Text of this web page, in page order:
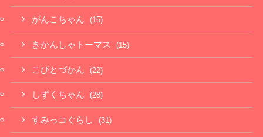
がんこちゃん (15)
きかんしゃトーマス (15)
こびとづかん (22)
しずくちゃん (28)
すみっコぐらし (31)